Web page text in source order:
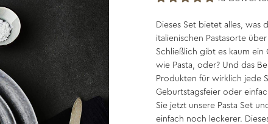
Dieses Set bietet alles, was
italienischen Pastasorte
Schließlich gibt es kaum
wie Pasta, oder? Und das
Produkten für wirklich jede
Geburtstagsfeier oder
Sie jetzt unsere Pasta Set
einfach noch leckerer.